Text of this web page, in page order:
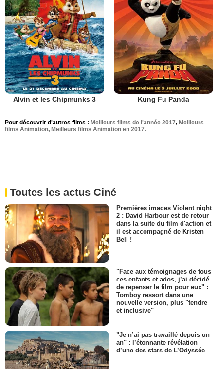
Alvin et les Chipmunks 3 Kung Fu Panda
Pour découvrir d'autres films : Meilleurs films de l'année 2017, Meilleurs
films Animation, Meilleurs films Animation en 2017.
Toutes les actus Ciné
Premières images Violent night
2 : David Harbour est de retour
dans la suite du film d'action et
il est accompagné de Kristen
Bell !
"Face aux témoignages de tous
ces enfants et ados, j’ai décidé
de repenser le film pour eux" :
Tomboy ressort dans une
nouvelle version, plus "tendre
et inclusive"
"Je n’ai pas travaillé depuis un
an" : l’étonnante révélation
d’une des stars de L’Odyssée